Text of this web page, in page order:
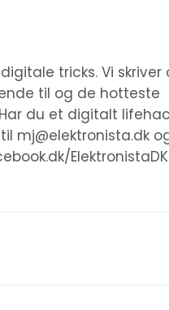
tricks. Vi skriver
til og de hotteste
du et digitalt
mj@elektronista.dk
ElektronistaDK